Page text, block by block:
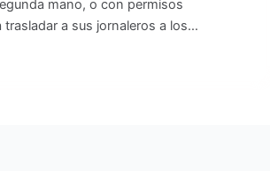
mano, o con permisos
trasladar a sus jornaleros a los…